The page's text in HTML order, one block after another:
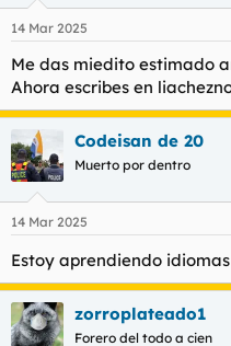
e
:
14 Mar 2025
Me das miedito estimado
Ahora escribes en
Codeisan de 20
Muerto por dentro
14 Mar 2025
Estoy aprendiendo idiomas
zorroplateado1
Forero del todo a cien